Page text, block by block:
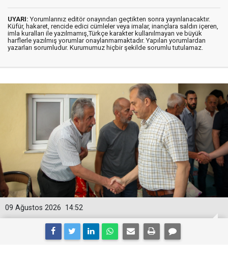
UYARI: Yorumlarınız editör onayından geçtikten sonra yayınlanacaktır.
Küfür, hakaret, rencide edici cümleler veya imalar, inançlara saldırı içeren,
imla kuralları ile yazılmamış,Türkçe karakter kullanılmayan ve büyük
harflerle yazılmış yorumlar onaylanmamaktadır. Yapılan yorumlardan
yazarları sorumludur. Kurumumuz hiçbir şekilde sorumlu tutulamaz.
14:52
09 Ağustos 2026